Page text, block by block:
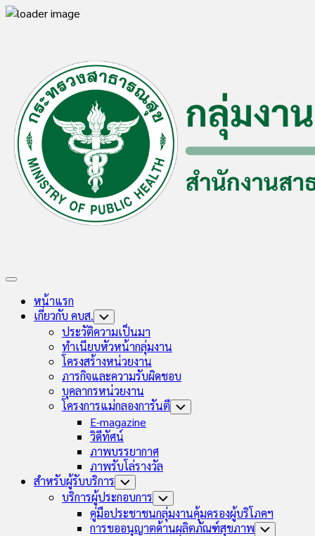
Expand
หน้าแรก
เกี่ยวกับ คบส. Toggle
Child
Menu
ประวัติความเป็นมา
ทำเนียบหัวหน้ากลุ่มงาน
โครงสร้างหน่วยงาน
ภารกิจและความรับผิดชอบ
บุคลากรหน่วยงาน
โครงการแม่กลองการันตี Toggle
E-magazine
วิดีทัศน์
ภาพบรรยากาศ
ภาพรับโล่รางวัล
สำหรับผู้รับบริการ Toggle
Child
Menu
บริการผู้ประกอบการ Toggle
Child
Menu
คู่มือประชาชนกลุ่มงานคุ้มครองผู้บริโภคฯ
การขออนุญาตด้านผลิตภัณฑ์สุขภาพ Toggle